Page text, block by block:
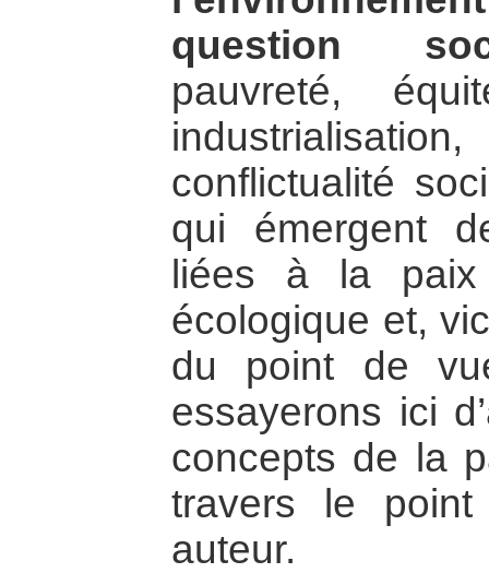
question
pauvreté,
conflictualité
qui émergent
liées à la
écologique et,
du point de
essayerons ici
concepts de la
travers le
auteur.